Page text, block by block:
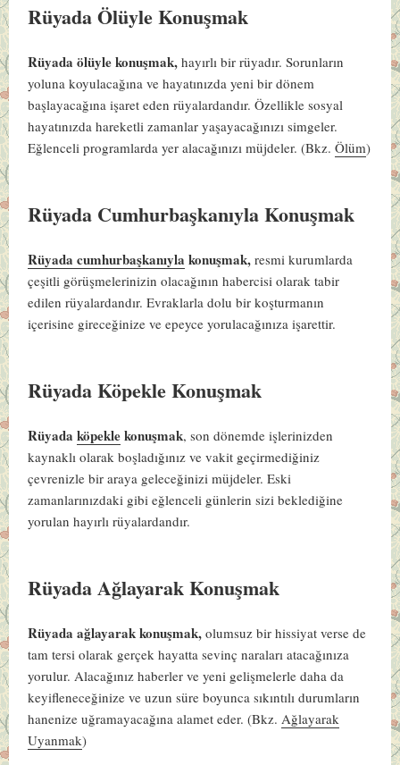
Rüyada Ölüyle Konuşmak
Rüyada ölüyle konuşmak,hayırlı bir rüyadır. Sorunların
yoluna koyulacağına ve hayatınızda yeni bir dönem
başlayacağına işaret eden rüyalardandır. Özellikle sosyal
hayatınızda hareketli zamanlar yaşayacağınızı simgeler.
Eğlenceli programlarda yer alacağınızı müjdeler. (Bkz.Ölüm)
Rüyada Cumhurbaşkanıyla Konuşmak
Rüyada cumhurbaşkanıyla konuşmak, resmi kurumlarda
çeşitli görüşmelerinizin olacağının habercisi olarak tabir
edilen rüyalardandır. Evraklarla dolu bir koşturmanın
içerisine gireceğinize ve epeyce yorulacağınıza işarettir.
Rüyada Köpekle Konuşmak
Rüyadaköpeklekonuşmak, son dönemde işlerinizden
kaynaklı olarak boşladığınız ve vakit geçirmediğiniz
çevrenizle bir araya geleceğinizi müjdeler. Eski
zamanlarınızdaki gibi eğlenceli günlerin sizi beklediğine
yorulan hayırlı rüyalardandır.
Rüyada Ağlayarak Konuşmak
Rüyada ağlayarak konuşmak, olumsuz bir hissiyat verse de
tam tersi olarak gerçek hayatta sevinç naraları atacağınıza
yorulur. Alacağınız haberler ve yeni gelişmelerle daha da
keyifleneceğinize ve uzun süre boyunca sıkıntılı durumların
hanenize uğramayacağına alamet eder. (Bkz. Ağlayarak
Uyanmak)